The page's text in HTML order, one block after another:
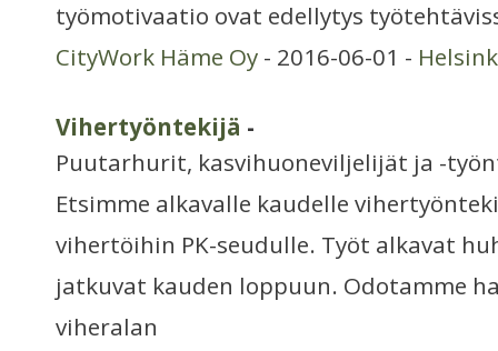
työmotivaatio ovat edellytys
CityWork Häme Oy - 2016-06-01 -
Vihertyöntekijä -
Puutarhurit, kasvihuoneviljelijät ja -
Etsimme alkavalle kaudelle
vihertöihin PK-seudulle. Työt alkavat
jatkuvat kauden loppuun. Odotamme
viheralan